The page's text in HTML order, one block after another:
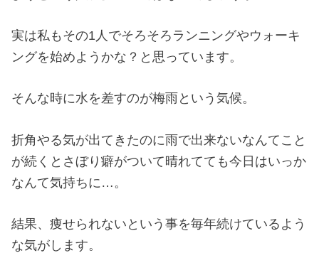
実は私もその1人でそろそろランニングやウォーキ
ングを始めようかな？と思っています。
そんな時に水を差すのが梅雨という気候。
折角やる気が出てきたのに雨で出来ないなんてこと
が続くとさぼり癖がついて晴れてても今日はいっか
なんて気持ちに…。
結果、痩せられないという事を毎年続けているよう
な気がします。